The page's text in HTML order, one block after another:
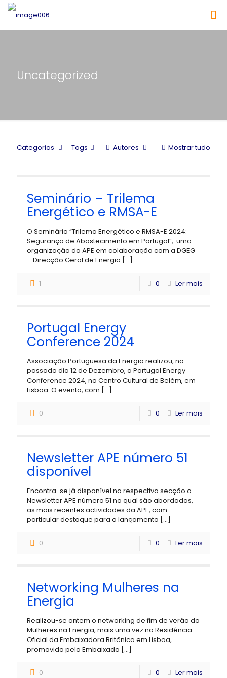
Uncategorized
Categorias Tags Autores Mostrar tudo
Seminário – Trilema
Energético e RMSA-E
O Seminário “Trilema Energético e RMSA-E 2024:
Segurança de Abastecimento em Portugal”, uma
organização da APE em colaboração com a DGEG
– Direcção Geral de Energia […]
1 0 Ler mais
Portugal Energy
Conference 2024
Associação Portuguesa da Energia realizou, no
passado dia 12 de Dezembro, a Portugal Energy
Conference 2024, no Centro Cultural de Belém, em
Lisboa. O evento, com […]
0 0 Ler mais
Newsletter APE número 51
disponível
Encontra-se já disponível na respectiva secção a
Newsletter APE número 51 no qual são abordadas,
as mais recentes actividades da APE, com
particular destaque para o lançamento […]
0 0 Ler mais
Networking Mulheres na
Energia
Realizou-se ontem o networking de fim de verão do
Mulheres na Energia, mais uma vez na Residência
Oficial da Embaixadora Britânica em Lisboa,
promovido pela Embaixada […]
0 0 Ler mais